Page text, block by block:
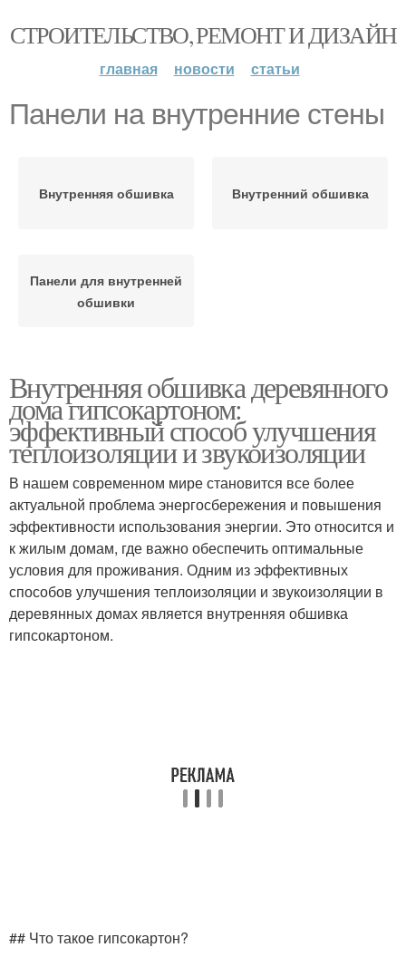
СТРОИТЕЛЬСТВО, РЕМОНТ И ДИЗАЙН
главная новости статьи
Панели на внутренние стены
Внутренняя обшивка Внутренний обшивка
Панели для внутренней
обшивки
Внутренняя обшивка деревянного
дома гипсокартоном:
эффективный способ улучшения
теплоизоляции и звукоизоляции
В нашем современном мире становится все более
актуальной проблема энергосбережения и повышения
эффективности использования энергии. Это относится и
к жилым домам, где важно обеспечить оптимальные
условия для проживания. Одним из эффективных
способов улучшения теплоизоляции и звукоизоляции в
деревянных домах является внутренняя обшивка
гипсокартоном.
## Что такое гипсокартон?